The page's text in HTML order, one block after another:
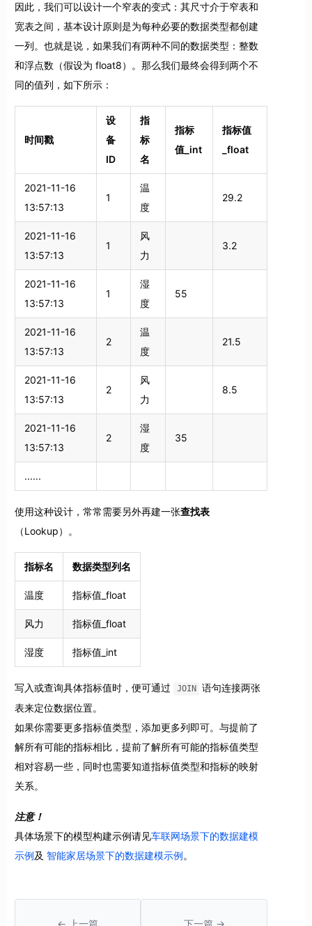
因此，我们可以设计一个窄表的变式：其尺寸介于窄表和
宽表之间，基本设计原则是为每种必要的数据类型都创建
一列。也就是说，如果我们有两种不同的数据类型：整数
和浮点数（假设为 float8）。那么我们最终会得到两个不
同的值列，如下所示：
时间戳
设
备
ID
指
标
名
指标
值_int
指标值
_float
2021-11-16
13:57:13
1
温
度
29.2
2021-11-16
13:57:13
1
风
力
3.2
2021-11-16
13:57:13
1
湿
度
55
2021-11-16
13:57:13
2
温
度
21.5
2021-11-16
13:57:13
2
风
力
8.5
2021-11-16
13:57:13
2
湿
度
35
......
使用这种设计，常常需要另外再建一张查找表
（Lookup）。
指标名 数据类型列名
温度 指标值_float
风力 指标值_float
湿度 指标值_int
写入或查询具体指标值时，便可通过 JOIN
语句连接两张
表来定位数据位置。
如果你需要更多指标值类型，添加更多列即可。与提前了
解所有可能的指标相比，提前了解所有可能的指标值类型
相对容易一些，同时也需要知道指标值类型和指标的映射
关系。
注意！
具体场景下的模型构建示例请见车联网场景下的数据建模
示例及 智能家居场景下的数据建模示例。